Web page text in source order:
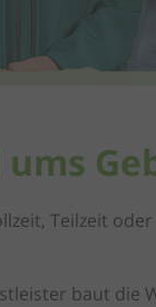
Teilzeit
baut die